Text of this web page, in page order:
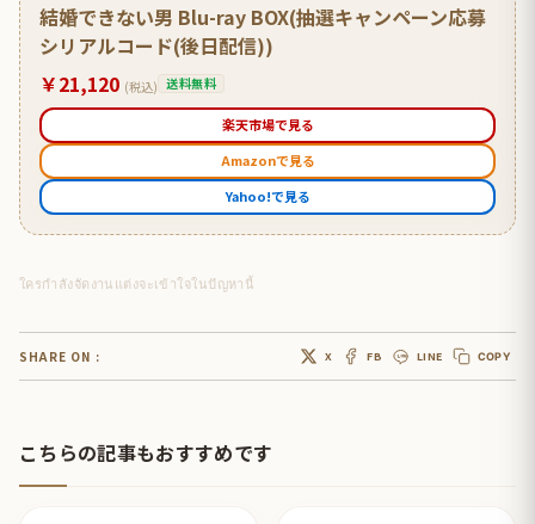
結婚できない男 Blu-ray BOX(抽選キャンペーン応募
シリアルコード(後日配信))
￥21,120 (税込) 送料無料
楽天市場で見る
Amazonで見る
Yahoo!で見る
ใครกำลังจัดงานแต่งจะเข้าใจในปัญหานี้
SHARE ON : X FB LINE COPY
こちらの記事もおすすめです